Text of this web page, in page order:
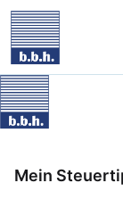
Mein